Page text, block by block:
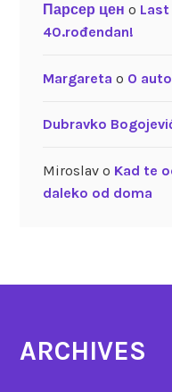
Парсер цен o
40.rođendan!
Margareta o O
Dubravko
Miroslavo Kad te
daleko od doma
ARCHIVES